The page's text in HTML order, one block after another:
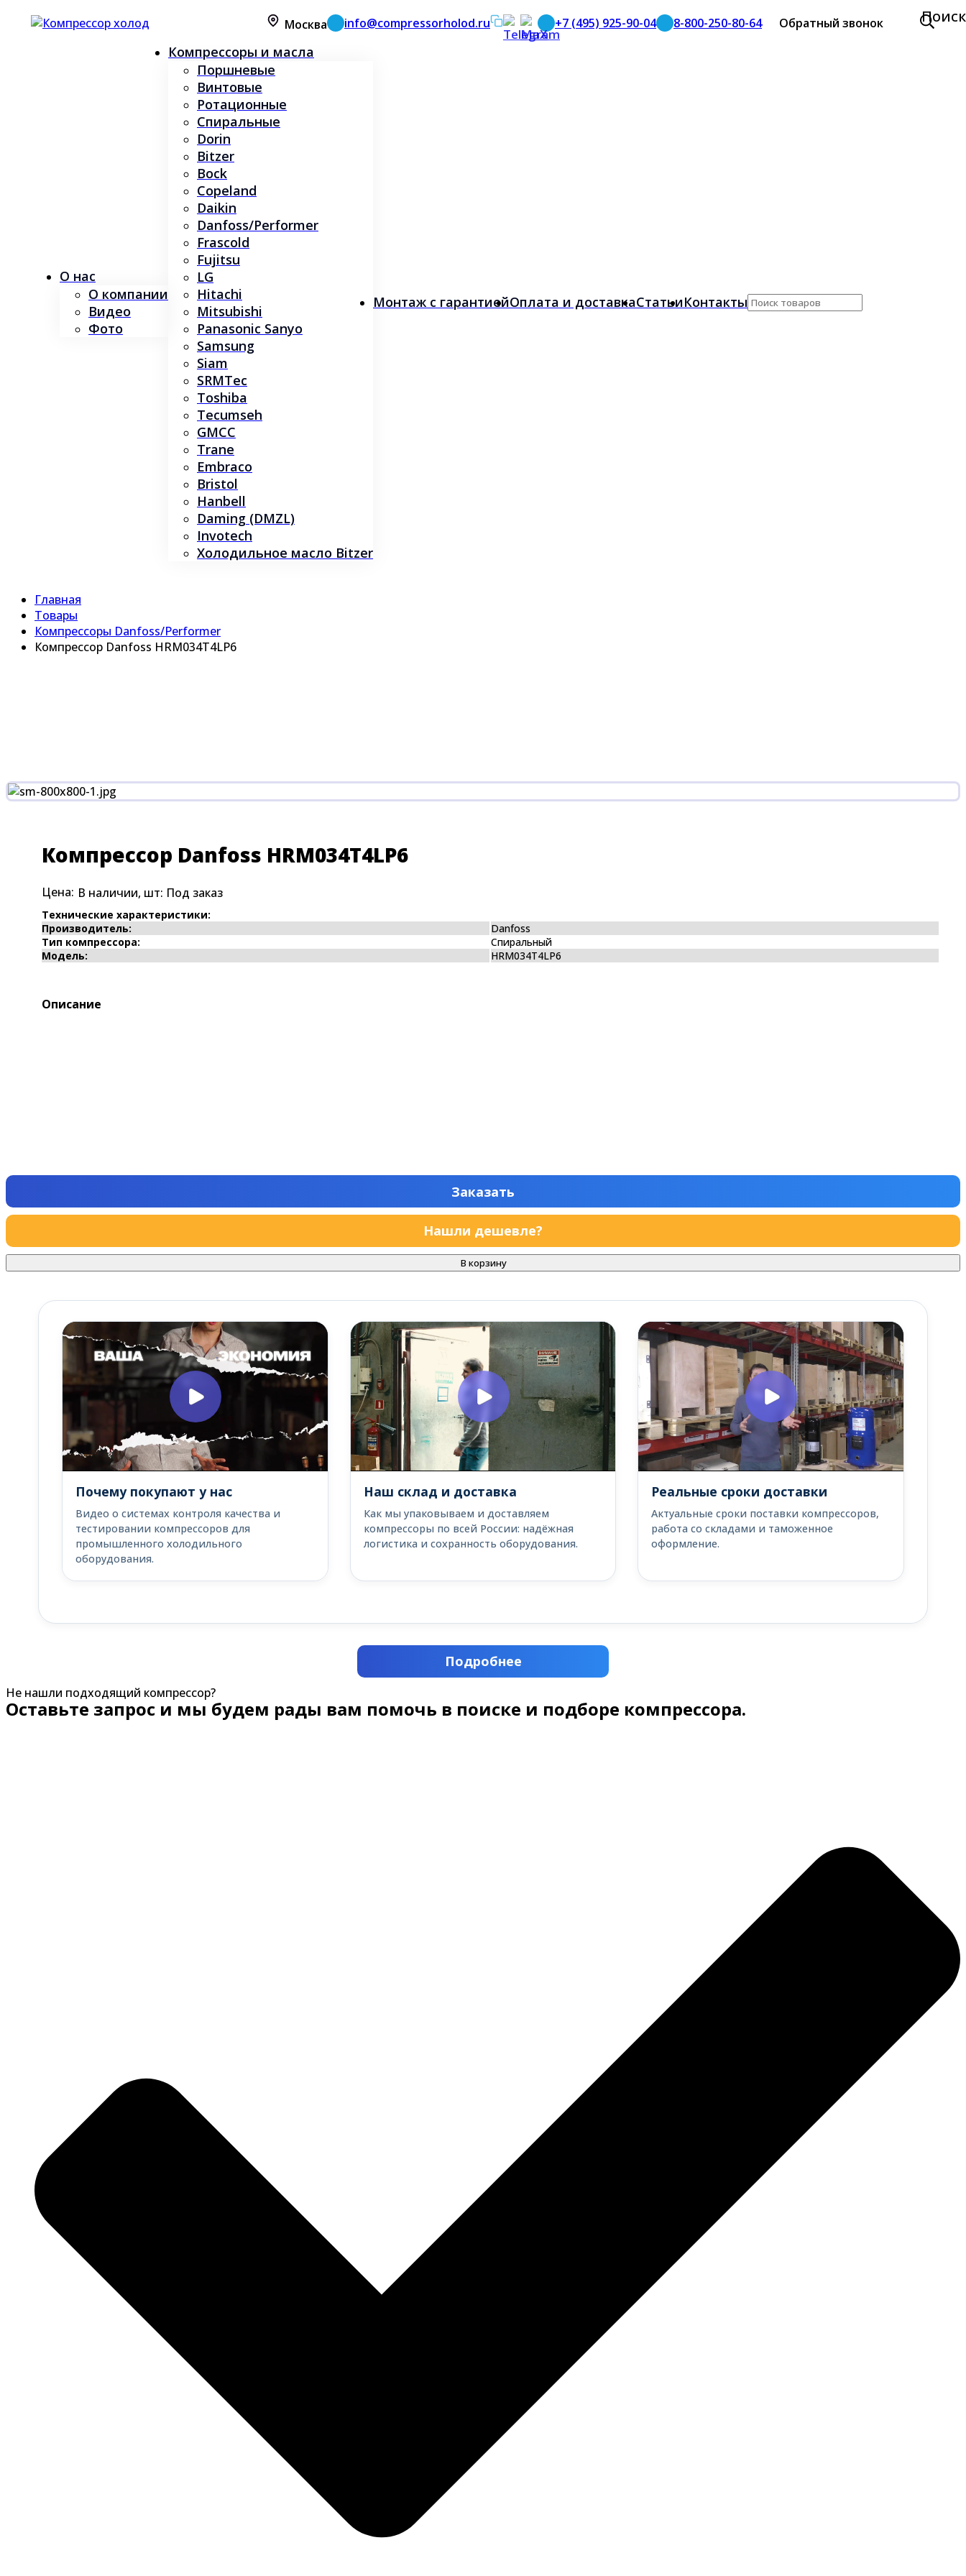
Москва info@compressorholod.ru +7 (495) 925-90-04 8-800-250-80-64 Обратный звонок
О нас
О компании
Видео
Фото
Компрессоры и масла
Поршневые
Винтовые
Ротационные
Спиральные
Dorin
Bitzer
Bock
Copeland
Daikin
Danfoss/Performer
Frascold
Fujitsu
LG
Hitachi
Mitsubishi
Panasonic Sanyo
Samsung
Siam
SRMTec
Toshiba
Tecumseh
GMCC
Trane
Embraco
Bristol
Hanbell
Daming (DMZL)
Invotech
Холодильное масло Bitzer
Монтаж с гарантиейОплата и доставкаСтатьиКонтакты Поиск
Поиск
Главная
Товары
Компрессоры Danfoss/Performer
Компрессор Danfoss HRM034T4LP6
Компрессор Danfoss HRM034T4LP6
Цена: В наличии, шт: Под заказ
Технические характеристики:
Производитель:
Danfoss
Тип компрессора:
Спиральный
Модель:
HRM034T4LP6
Описание
Заказать
Нашли дешевле?
В корзину
Почему покупают у нас
Видео о системах контроля качества и
тестировании компрессоров для
промышленного холодильного
оборудования.
Наш склад и доставка
Как мы упаковываем и доставляем
компрессоры по всей России: надёжная
логистика и сохранность оборудования.
Реальные сроки доставки
Актуальные сроки поставки компрессоров,
работа со складами и таможенное
оформление.
Подробнее
Не нашли подходящий компрессор?
Оставьте запрос и мы будем рады вам помочь в поиске и подборе компрессора.